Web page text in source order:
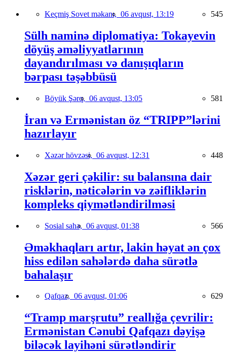
Keçmiş Sovet məkanı, 06 avqust, 13:19 545
Sülh naminə diplomatiya: Tokayevin
döyüş əməliyyatlarının
dayandırılması və danışıqların
bərpası təşəbbüsü
Böyük Şərq, 06 avqust, 13:05 581
İran və Ermənistan öz “TRIPP”lərini
hazırlayır
Xəzər hövzəsi, 06 avqust, 12:31 448
Xəzər geri çəkilir: su balansına dair
risklərin, nəticələrin və zəifliklərin
kompleks qiymətləndirilməsi
Sosial sahə, 06 avqust, 01:38 566
Əməkhaqları artır, lakin həyat ən çox
hiss edilən sahələrdə daha sürətlə
bahalaşır
Qafqaz, 06 avqust, 01:06 629
“Tramp marşrutu” reallığa çevrilir:
Ermənistan Cənubi Qafqazı dəyişə
biləcək layihəni sürətləndirir